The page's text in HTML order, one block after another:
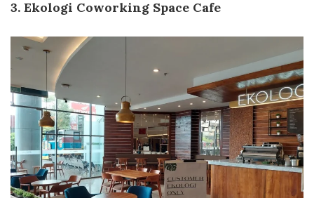
3. Ekologi Coworking Space Cafe